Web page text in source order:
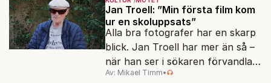
Jan Troell: ”Min första film kom
ur en skoluppsats”
Alla bra fotografer har en skarp
blick. Jan Troell har mer än så –
när han ser i sökaren förvandlas
vardagen till underverk. Fyllda 95
Av: Mikael Timm•